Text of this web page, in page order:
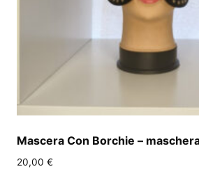
Mascera Con Borchie –
20,00 €